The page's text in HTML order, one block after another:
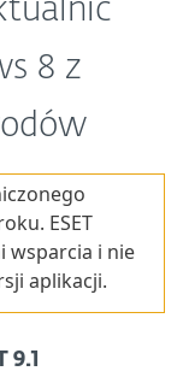
8 z
ESET
wsparcia i nie
aplikacji.